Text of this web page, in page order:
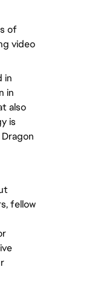
of
video
in
in
also
is
fellow